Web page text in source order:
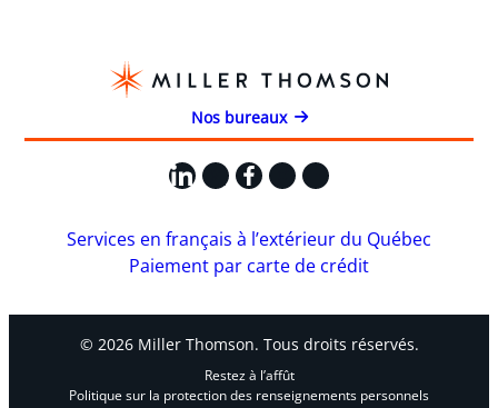
Nos bureaux
LinkedIn
X Facebook
Instagram
YouTube
Services en français à l’extérieur du Québec
Paiement par carte de crédit
© 2026 Miller Thomson. Tous droits réservés.
Restez à l’affût
Politique sur la protection des renseignements personnels